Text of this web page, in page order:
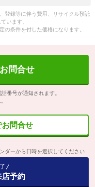
登録等に伴う費用、リサイクル預託
います。
の条件を付した価格になります。
問合せ
番号が通知されます。
お問合せ
ダーから日時を選択してください
店予約